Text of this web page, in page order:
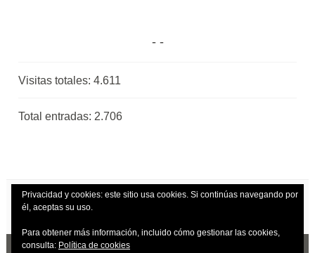
Visitas totales:4.611
Total entradas: 2.706
Privacidad y cookies: este sitio usa cookies. Si continúas navegando por
él, aceptas su uso.
Para obtener más información, incluido cómo gestionar las cookies,
consulta: Política de cookies